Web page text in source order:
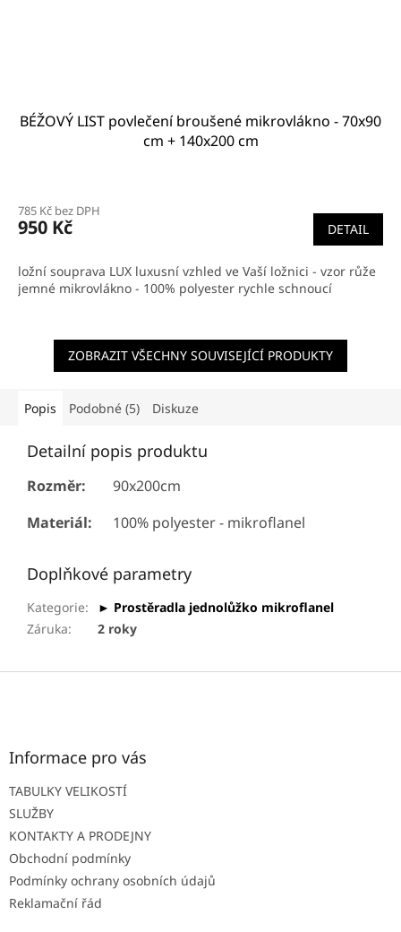
BÉŽOVÝ LIST povlečení broušené mikrovlákno - 70x90
cm + 140x200 cm
produktu
je
z
5
hvězdiček.
785 Kč bez DPH
950 Kč DETAIL
ložní souprava LUX luxusní vzhled ve Vaší ložnici - vzor růže
jemné mikrovlákno - 100% polyester rychle schnoucí
ZOBRAZIT VŠECHNY SOUVISEJÍCÍ PRODUKTY
Popis Podobné (5) Diskuze
Detailní popis produktu
Rozměr:
90x200cm
Materiál:
100% polyester - mikroflanel
Doplňkové parametry
Kategorie:
► Prostěradla jednolůžko mikroflanel
Záruka: 2 roky
Z
Informace pro vás
TABULKY VELIKOSTÍ
SLUŽBY
KONTAKTY A PRODEJNY
Obchodní podmínky
Podmínky ochrany osobních údajů
Reklamační řád